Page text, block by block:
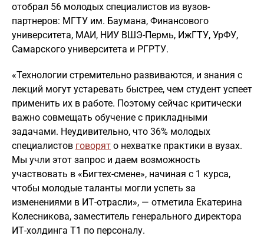
отобрал 56 молодых специалистов из вузов-
партнеров: МГТУ им. Баумана, Финансового
университета, МАИ, НИУ ВШЭ-Пермь, ИжГТУ, УрФУ,
Самарского университета и РГРТУ.
«Технологии стремительно развиваются, и знания с
лекций могут устаревать быстрее, чем студент успеет
применить их в работе. Поэтому сейчас критически
важно совмещать обучение с прикладными
задачами. Неудивительно, что 36% молодых
специалистов говорят о нехватке практики в вузах.
Мы учли этот запрос и даем возможность
участвовать в «Бигтех-смене», начиная с 1 курса,
чтобы молодые таланты могли успеть за
изменениями в ИТ-отрасли», — отметила Екатерина
Колесникова, заместитель генерального директора
ИТ-холдинга Т1 по персоналу.